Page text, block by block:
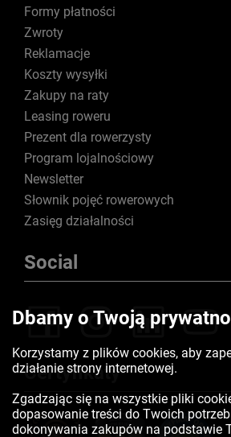
Formy płatności
Zwroty
Reklamacje
Koszty wysyłki
Zakupy na raty
Leasing roweru
Prezent dla rowerzysty
Program lojalnościowy
Newsletter
Słownik pojęć rowerowych
Zasięg działalności
Social
Certyfikaty
Dbamy o Twoją
Korzystamy z plików cookies, aby
działanie strony internetowej.
Zgadzając się na wszystkie pliki
dopasowanie treści do Twoich
dokonywania zakupów na podstawie